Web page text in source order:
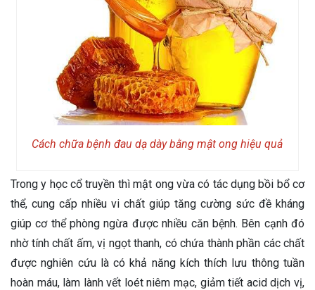
Cách chữa bệnh đau dạ dày bằng mật ong hiệu quả
Trong y học cổ truyền thì mật ong vừa có tác dụng bồi bổ cơ
thể, cung cấp nhiều vi chất giúp tăng cường sức đề kháng
giúp cơ thể phòng ngừa được nhiều căn bệnh. Bên cạnh đó
nhờ tính chất ấm, vị ngọt thanh, có chứa thành phần các chất
được nghiên cứu là có khả năng kích thích lưu thông tuần
hoàn máu, làm lành vết loét niêm mạc, giảm tiết acid dịch vị,